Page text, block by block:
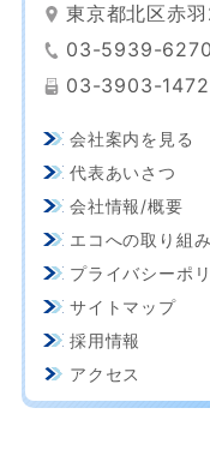
東京都北区赤
03-5939-6270
03-3903-1472
会社案内を見る
代表あいさつ
会社情報/概要
エコへの取り組み
プライバシーポ
サイトマップ
採用情報
アクセス